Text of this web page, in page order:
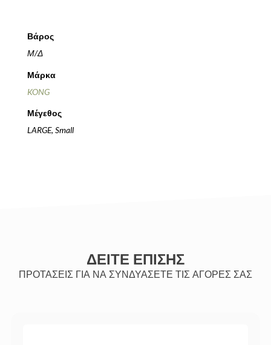
Βάρος
Μ/Δ
Μάρκα
KONG
Μέγεθος
LARGE, Small
ΔΕΙΤΕ ΕΠΙΣΗΣ
ΠΡΟΤΑΣΕΙΣ ΓΙΑ ΝΑ ΣΥΝΔΥΑΣΕΤΕ ΤΙΣ ΑΓΟΡΕΣ ΣΑΣ